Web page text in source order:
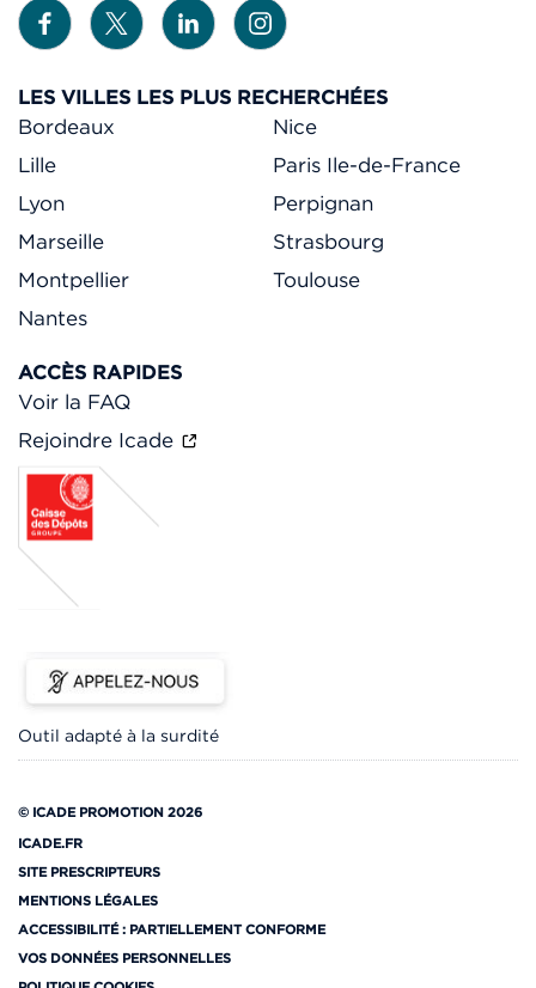
LES VILLES LES PLUS RECHERCHÉES
Bordeaux
Lille
Lyon
Marseille
Montpellier
Nantes
Nice
Paris Ile-de-France
Perpignan
Strasbourg
Toulouse
ACCÈS RAPIDES
Voir la FAQ
Rejoindre Icade
Outil adapté à la surdité
© ICADE PROMOTION 2026
ICADE.FR
SITE PRESCRIPTEURS
MENTIONS LÉGALES
ACCESSIBILITÉ : PARTIELLEMENT CONFORME
VOS DONNÉES PERSONNELLES